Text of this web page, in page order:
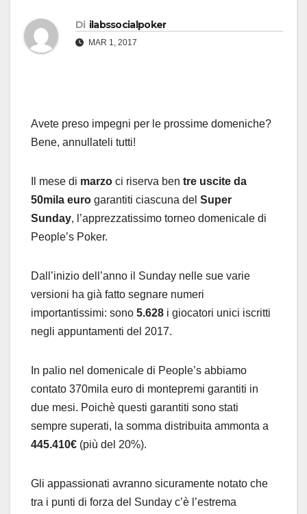
Di ilabssocialpoker
MAR 1, 2017
Avete preso impegni per le prossime domeniche?
Bene, annullateli tutti!
Il mese di marzo ci riserva ben tre uscite da
50mila euro garantiti ciascuna del Super
Sunday, l’apprezzatissimo torneo domenicale di
People’s Poker.
Dall’inizio dell’anno il Sunday nelle sue varie
versioni ha già fatto segnare numeri
importantissimi: sono 5.628 i giocatori unici iscritti
negli appuntamenti del 2017.
In palio nel domenicale di People’s abbiamo
contato 370mila euro di montepremi garantiti in
due mesi. Poichè questi garantiti sono stati
sempre superati, la somma distribuita ammonta a
445.410€ (più del 20%).
Gli appassionati avranno sicuramente notato che
tra i punti di forza del Sunday c’è l’estrema